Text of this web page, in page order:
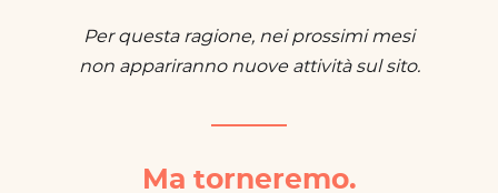
Per questa ragione, nei prossimi mesi
non appariranno nuove attività sul sito.
Ma torneremo.